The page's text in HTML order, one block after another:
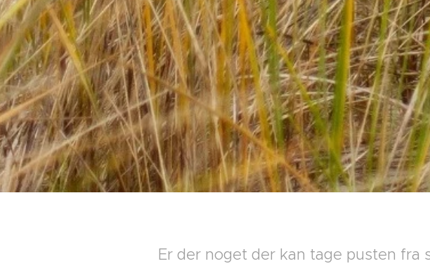
Er der noget der kan tage pusten fra